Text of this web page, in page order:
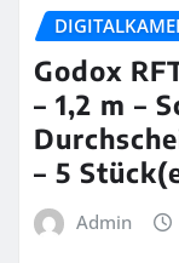
Godox
– 1,2 m –
– 5
Admin